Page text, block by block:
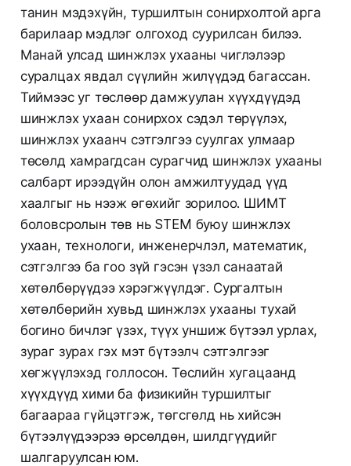
танин мэдэхүйн, туршилтын сонирхолтой арга
барилаар мэдлэг олгоход суурилсан билээ.
Манай улсад шинжлэх ухааны чиглэлээр
суралцах явдал сүүлийн жилүүдэд багассан.
Тиймээс уг төслөөр дамжуулан хүүхдүүдэд
шинжлэх ухаан сонирхох сэдэл төрүүлэх,
шинжлэх ухаанч сэтгэлгээ суулгах улмаар
төсөлд хамрагдсан сурагчид шинжлэх ухааны
салбарт ирээдүйн олон амжилтуудад үүд
хаалгыг нь нээж өгөхийг зорилоо. ШИМТ
боловсролын төв нь STEM буюу шинжлэх
ухаан, технологи, инженерчлэл, математик,
сэтгэлгээ ба гоо зүй гэсэн үзэл санаатай
хөтөлбөрүүдээ хэрэгжүүлдэг. Сургалтын
хөтөлбөрийн хувьд шинжлэх ухааны тухай
богино бичлэг үзэх, түүх уншиж бүтээл урлах,
зураг зурах гэх мэт бүтээлч сэтгэлгээг
хөгжүүлэхэд голлосон. Төслийн хугацаанд
хүүхдүүд хими ба физикийн туршилтыг
багаараа гүйцэтгэж, төгсгөлд нь хийсэн
бүтээлүүдээрээ өрсөлдөн, шилдгүүдийг
шалгаруулсан юм.